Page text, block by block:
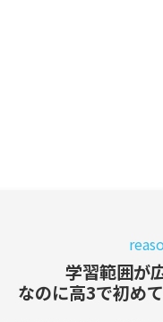
学習範囲が
なのに高3で初め